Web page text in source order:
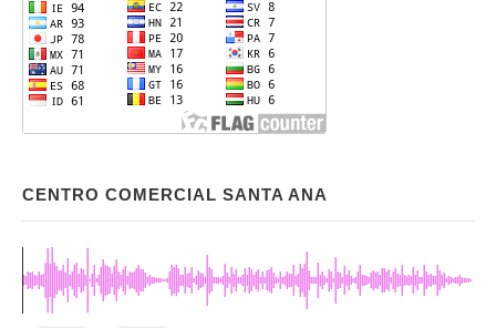
CENTRO COMERCIAL SANTA ANA